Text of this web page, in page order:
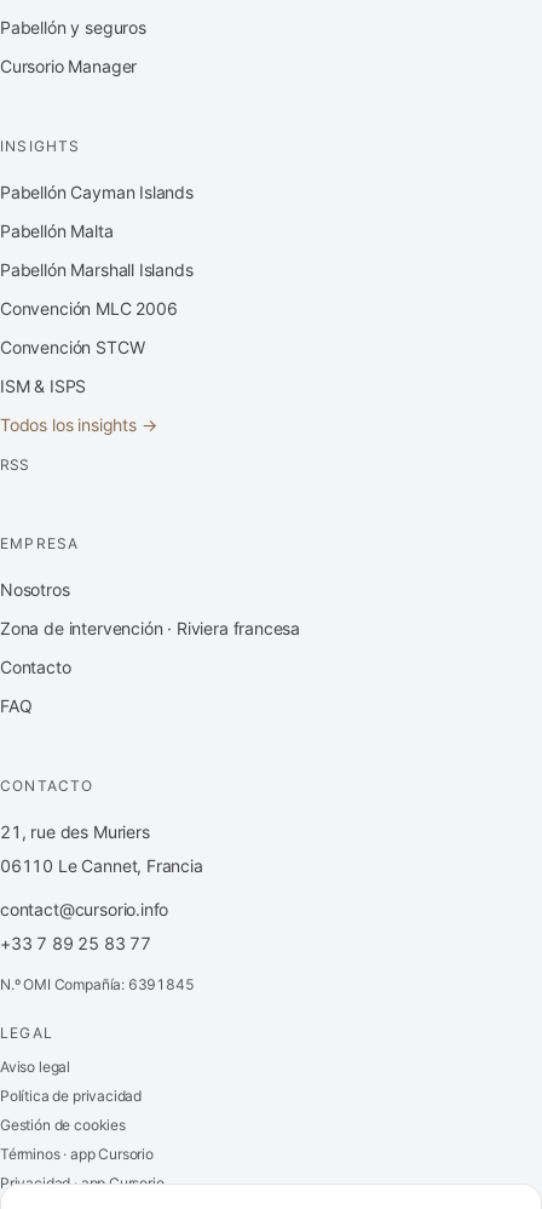
Pabellón y seguros
Cursorio Manager
INSIGHTS
Pabellón Cayman Islands
Pabellón Malta
Pabellón Marshall Islands
Convención MLC 2006
Convención STCW
ISM & ISPS
Todos los insights →
RSS
EMPRESA
Nosotros
Zona de intervención · Riviera francesa
Contacto
FAQ
CONTACTO
21, rue des Muriers
06110 Le Cannet, Francia
contact@cursorio.info
+33 7 89 25 83 77
N.º OMI Compañía: 6391845
LEGAL
Aviso legal
Política de privacidad
Gestión de cookies
Términos · app Cursorio
Privacidad · app Cursorio